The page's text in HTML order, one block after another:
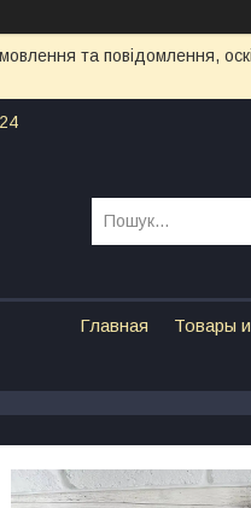
та повідомлення,
Главная Товары